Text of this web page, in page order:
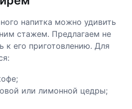
напитка можно удивить
стажем. Предлагаем не
к его приготовлению. Для
или лимонной цедры;